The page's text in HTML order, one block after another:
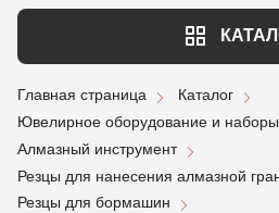
Главная страница
Каталог
Ювелирное оборудование и наборы
Алмазный инструмент
Резцы для нанесения алмазной
Резцы для бормашин